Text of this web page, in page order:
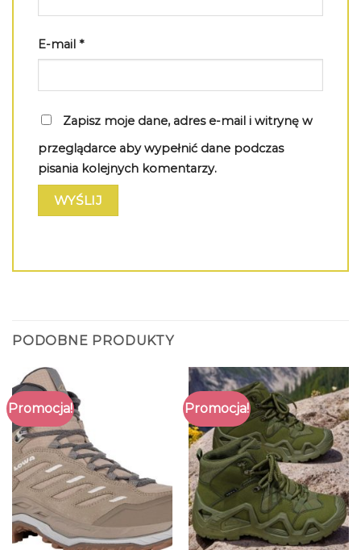
E-mail *
Zapisz moje dane, adres e-mail i witrynę w
przeglądarce aby wypełnić dane podczas
pisania kolejnych komentarzy.
PODOBNE PRODUKTY
Promocja! Promocja!